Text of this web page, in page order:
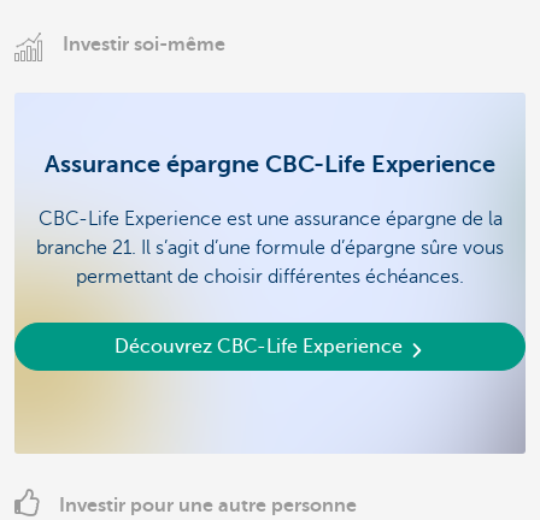
Investir soi-même
Assurance épargne CBC-Life Experience
CBC-Life Experience est une assurance épargne de la
branche 21. Il s’agit d’une formule d’épargne sûre vous
permettant de choisir différentes échéances.
Découvrez CBC-Life Experience
Investir pour une autre personne